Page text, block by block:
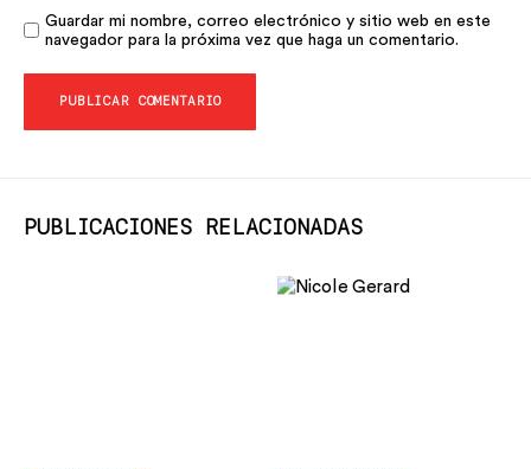
Guardar mi nombre, correo electrónico y sitio web en este
navegador para la próxima vez que haga un comentario.
PUBLICACIONES RELACIONADAS